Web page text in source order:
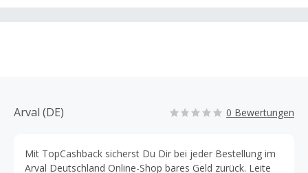
Arval (DE) 0 Bewertungen
Mit TopCashback sicherst Du Dir bei jeder Bestellung im
Arval Deutschland Online-Shop bares Geld zurück. Leite